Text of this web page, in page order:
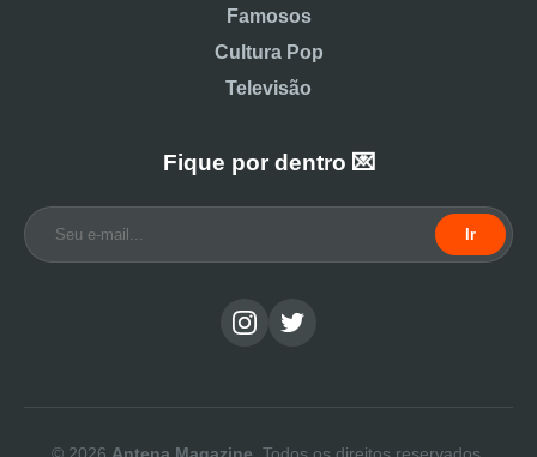
Famosos
Cultura Pop
Televisão
Fique por dentro 💌
Ir